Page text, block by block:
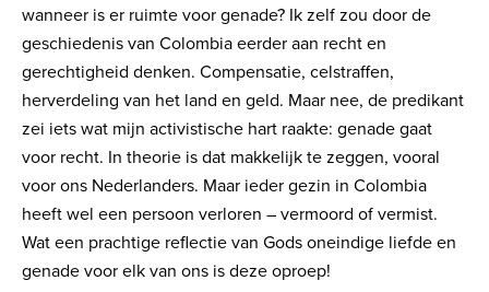
wanneer is er ruimte voor genade? Ik zelf zou door de
geschiedenis van Colombia eerder aan recht en
gerechtigheid denken. Compensatie, celstraffen,
herverdeling van het land en geld. Maar nee, de predikant
zei iets wat mijn activistische hart raakte: genade gaat
voor recht. In theorie is dat makkelijk te zeggen, vooral
voor ons Nederlanders. Maar ieder gezin in Colombia
heeft wel een persoon verloren – vermoord of vermist.
Wat een prachtige reflectie van Gods oneindige liefde en
genade voor elk van ons is deze oproep!